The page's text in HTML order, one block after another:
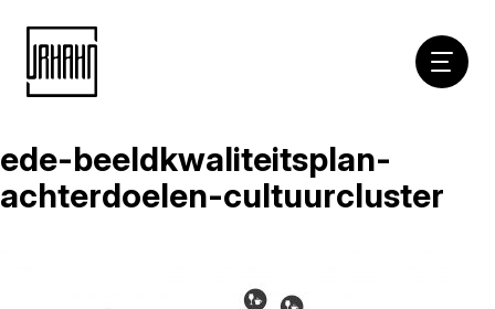
Naar
inhoud
ede-beeldkwaliteitsplan-
achterdoelen-cultuurcluster